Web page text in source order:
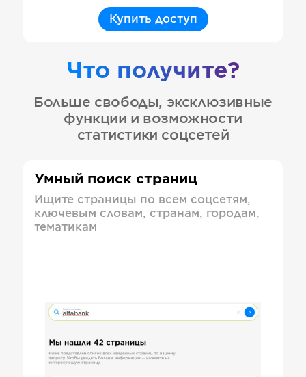
Купить доступ
Что получите?
Больше свободы, эксклюзивные
функции и возможности
статистики соцсетей
Умный поиск страниц
Ищите страницы по всем соцсетям,
ключевым словам, странам, городам,
тематикам